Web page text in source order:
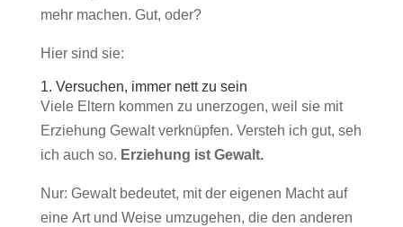
mehr machen. Gut, oder?
Hier sind sie:
1. Versuchen, immer nett zu sein
Viele Eltern kommen zu unerzogen, weil sie mit
Erziehung Gewalt verknüpfen. Versteh ich gut, seh
ich auch so. Erziehung ist Gewalt.
Nur: Gewalt bedeutet, mit der eigenen Macht auf
eine Art und Weise umzugehen, die den anderen